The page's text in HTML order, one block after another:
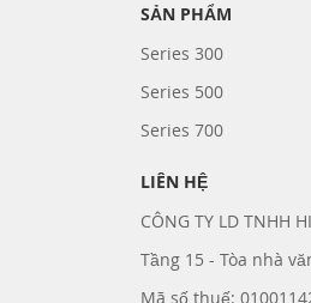
SẢN PHẨM
Series 300
Series 500
Series 700
LIÊN HỆ
CÔNG TY LD TNHH
Tầng 15 - Tòa nhà
Mã số thuế: